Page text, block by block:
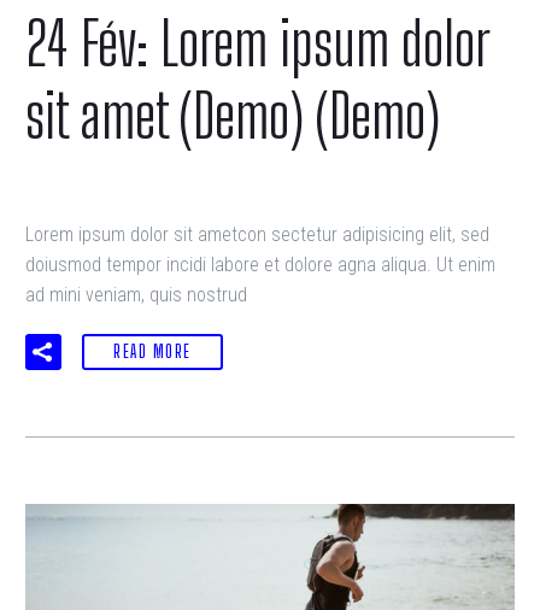
24 Fév: Lorem ipsum dolor
sit amet (Demo) (Demo)
Lorem ipsum dolor sit ametcon sectetur adipisicing elit, sed
doiusmod tempor incidi labore et dolore agna aliqua. Ut enim
ad mini veniam, quis nostrud
READ MORE